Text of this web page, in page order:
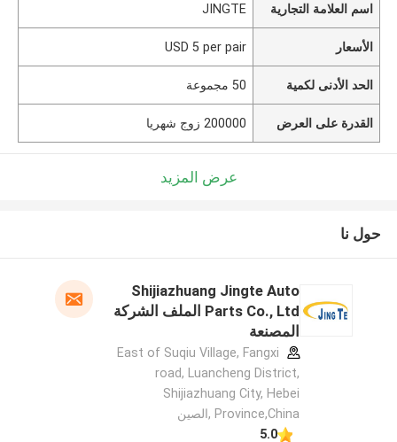
اسم العلامة التجارية JINGTE
الأسعار USD 5 per pair
الحد الأدنى لكمية 50 مجموعة
القدرة على العرض 200000 زوج شهريا
عرض المزيد
حول نا
Shijiazhuang Jingte Auto
Parts Co., Ltd الملف الشركة
المصنعة
East of Suqiu Village, Fangxi
road, Luancheng District,
Shijiazhuang City, Hebei
Province,China ,الصين
5.0